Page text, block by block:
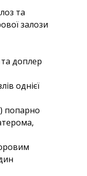
та
залози
та доплер
однієї
попарно